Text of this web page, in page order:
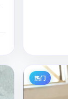
热门